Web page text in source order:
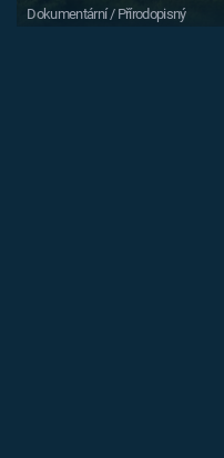
Dokumentární / Přírodopisný